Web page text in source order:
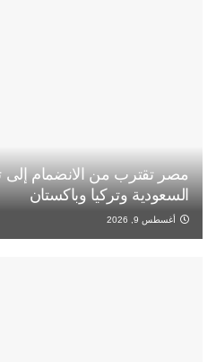
مصر تقترب من الانضمام
السعودية وتركيا وباكستان
أغسطس 9, 2026